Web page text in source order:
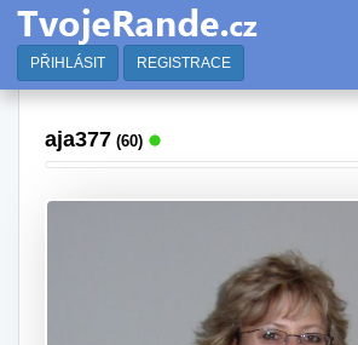
PŘIHLÁSIT REGISTRACE
aja377 (60)